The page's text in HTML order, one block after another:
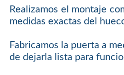
Realizamos el montaje
medidas exactas del
Fabricamos la puerta a
de dejarla lista para